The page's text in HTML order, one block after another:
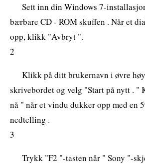
Sett inn din Windows 7-
bærbare CD - ROM skuffen . Når et
opp, klikk "Avbryt ".
2
Klikk på ditt brukernavn i øvre
skrivebordet og velg "Start på nytt . "
nå " når et vindu dukker opp med en
nedtelling .
3
Trykk "F2 "-tasten når " Sony "-